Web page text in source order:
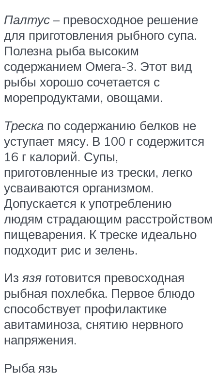
Палтус – превосходное решение
для приготовления рыбного супа.
Полезна рыба высоким
содержанием Омега-3. Этот вид
рыбы хорошо сочетается с
морепродуктами, овощами.
Треска по содержанию белков не
уступает мясу. В 100 г содержится
16 г калорий. Супы,
приготовленные из трески, легко
усваиваются организмом.
Допускается к употреблению
людям страдающим расстройством
пищеварения. К треске идеально
подходит рис и зелень.
Из язя готовится превосходная
рыбная похлебка. Первое блюдо
способствует профилактике
авитаминоза, снятию нервного
напряжения.
Рыба язь